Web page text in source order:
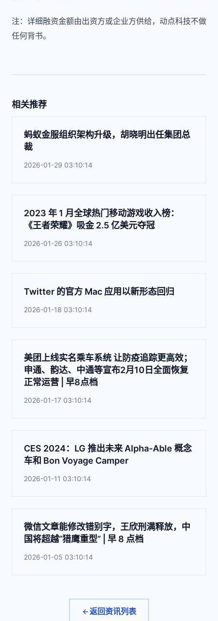
注：详细融资金额由出资方或企业方供给，动点科技不做
任何背书。
相关推荐
蚂蚁金服组织架构升级，胡晓明出任集团总
裁
2026-01-29 03:10:14
2023 年 1 月全球热门移动游戏收入榜：
《王者荣耀》吸金 2.5 亿美元夺冠
2026-01-26 03:10:14
Twitter 的官方 Mac 应用以新形态回归
2026-01-18 03:10:14
美团上线实名乘车系统 让防疫追踪更高效；
申通、韵达、中通等宣布2月10日全面恢复
正常运营 | 早8点档
2026-01-17 03:10:14
CES 2024：LG 推出未来 Alpha-Able 概念
车和 Bon Voyage Camper
2026-01-11 03:10:14
微信文章能修改错别字，王欣刑满释放，中
国将超越“猎鹰重型” | 早 8 点档
2026-01-05 03:10:14
返回资讯列表